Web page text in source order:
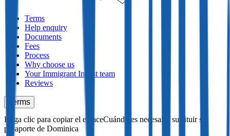
Terms
Help enquiry
Documents
Fees
Process
Why choose us
Your Immigrant Invest team
Reviews
Terms
Cuándo es necesario sustituir su
pasaporte de Dominica